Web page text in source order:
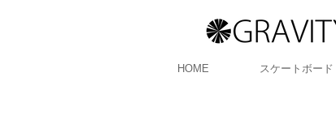
HOME スケートボード